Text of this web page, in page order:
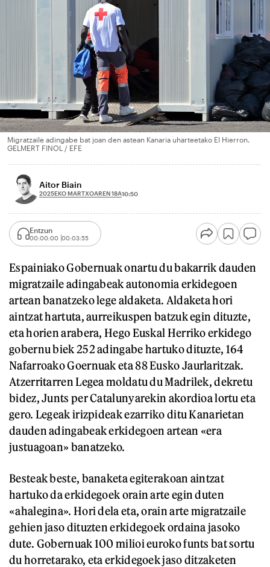
Migratzaile adingabe bat joan den astean Kanaria uharteetako El Hierron.
GELMERT FINOL / EFE
Aitor Biain
2025EKO MARTXOAREN 18A10:50
Entzun
00:00:00 00:03:55
Espainiako Gobernuak onartu du bakarrik dauden
migratzaile adingabeak autonomia erkidegoen
artean banatzeko lege aldaketa. Aldaketa hori
aintzat hartuta, aurreikuspen batzuk egin dituzte,
eta horien arabera, Hego Euskal Herriko erkidego
gobernu biek 252 adingabe hartuko dituzte, 164
Nafarroako Goernuak eta 88 Eusko Jaurlaritzak.
Atzerritarren Legea moldatu du Madrilek, dekretu
bidez, Junts per Catalunyarekin akordioa lortu eta
gero. Legeak irizpideak ezarriko ditu Kanarietan
dauden adingabeak erkidegoen artean «era
justuagoan» banatzeko.
Besteak beste, banaketa egiterakoan aintzat
hartuko da erkidegoek orain arte egin duten
«ahalegina». Hori dela eta, orain arte migratzaile
gehien jaso dituzten erkidegoek ordaina jasoko
dute. Gobernuak 100 milioi euroko funts bat sortu
du horretarako, eta erkidegoek jaso ditzaketen